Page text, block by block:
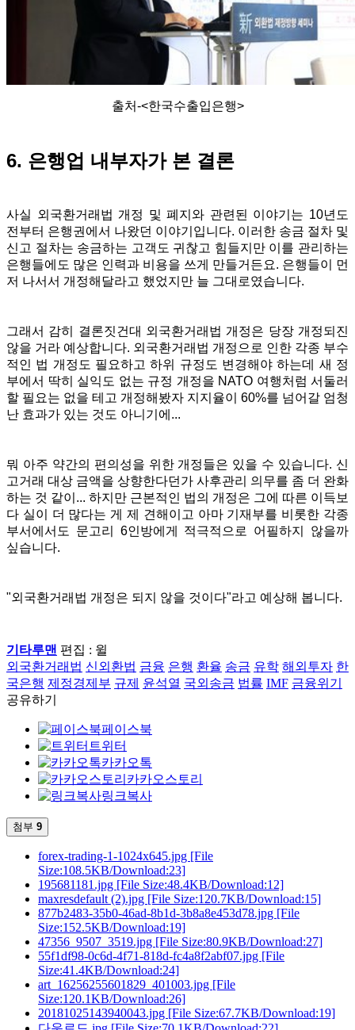
출처-<한국수출입은행>
6. 은행업 내부자가 본 결론
사실 외국환거래법 개정 및 폐지와 관련된 이야기는 10년도
전부터 은행권에서 나왔던 이야기입니다. 이러한 송금 절차 및
신고 절차는 송금하는 고객도 귀찮고 힘들지만 이를 관리하는
은행들에도 많은 인력과 비용을 쓰게 만들거든요. 은행들이 먼
저 나서서 개정해달라고 했었지만 늘 그대로였습니다.
그래서 감히 결론짓건대 외국환거래법 개정은 당장 개정되진
않을 거라 예상합니다. 외국환거래법 개정으로 인한 각종 부수
적인 법 개정도 필요하고 하위 규정도 변경해야 하는데 새 정
부에서 딱히 실익도 없는 규정 개정을 NATO 여행처럼 서둘러
할 필요는 없을 테고 개정해봤자 지지율이 60%를 넘어갈 엄청
난 효과가 있는 것도 아니기에...
뭐 아주 약간의 편의성을 위한 개정들은 있을 수 있습니다. 신
고거래 대상 금액을 상향한다던가 사후관리 의무를 좀 더 완화
하는 것 같이... 하지만 근본적인 법의 개정은 그에 따른 이득보
다 실이 더 많다는 게 제 견해이고 아마 기재부를 비롯한 각종
부서에서도 문고리 6인방에게 적극적으로 어필하지 않을까
싶습니다.
"외국환거래법 개정은 되지 않을 것이다"라고 예상해 봅니다.
기타루맨 편집 : 윌ㅤ
외국환거래법 신외환법 금융 은행 환율 송금 유학 해외투자 한
국은행 제정경제부 규제 윤석열 국외송금 법률 IMF 금융위기
공유하기
페이스북
트위터
카카오톡
카카오스토리
링크복사
첨부 9
forex-trading-1-1024x645.jpg [File
Size:108.5KB/Download:23]
195681181.jpg [File Size:48.4KB/Download:12]
maxresdefault (2).jpg [File Size:120.7KB/Download:15]
877b2483-35b0-46ad-8b1d-3b8a8e453d78.jpg [File
Size:152.5KB/Download:19]
47356_9507_3519.jpg [File Size:80.9KB/Download:27]
55f1df98-0c6d-4f71-818d-fc4a8f2abf07.jpg [File
Size:41.4KB/Download:24]
art_16256255601829_401003.jpg [File
Size:120.1KB/Download:26]
20181025143940043.jpg [File Size:67.7KB/Download:19]